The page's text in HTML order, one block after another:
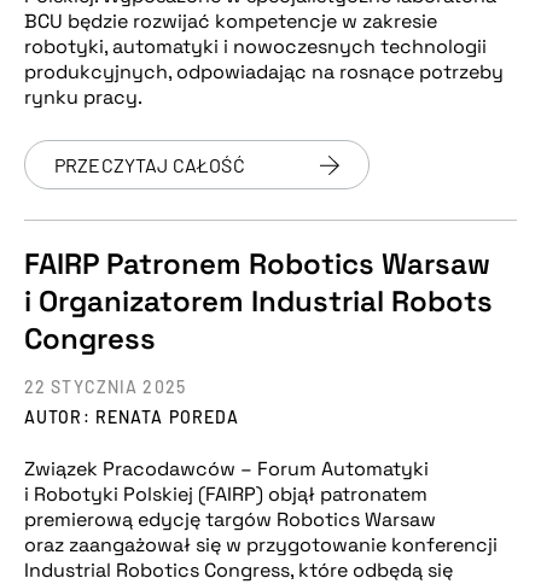
BCU będzie rozwijać kompetencje w zakresie
robotyki, automatyki i nowoczesnych technologii
produkcyjnych, odpowiadając na rosnące potrzeby
rynku pracy.
PRZECZYTAJ CAŁOŚĆ
FAIRP Patronem Robotics Warsaw
i Organizatorem Industrial Robots
Congress
AUTOR: RENATA POREDA
22 STYCZNIA 2025
Związek Pracodawców – Forum Automatyki
i Robotyki Polskiej (FAIRP) objął patronatem
premierową edycję targów Robotics Warsaw
oraz zaangażował się w przygotowanie konferencji
Industrial Robotics Congress, które odbędą się